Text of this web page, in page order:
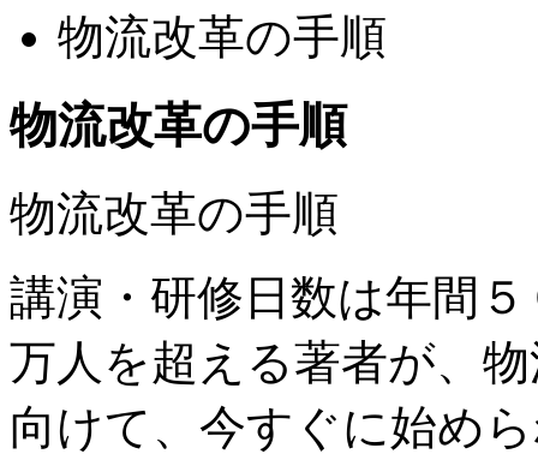
物流改革の手順
物流改革の手順
物流改革の手順
講演・研修日数は年間
万人を超える著者が、
向けて、今すぐに始め